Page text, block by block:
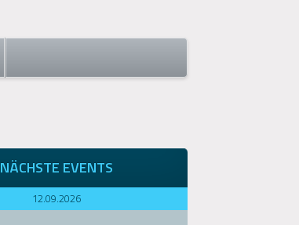
NÄCHSTE EVENTS
12.09.2026